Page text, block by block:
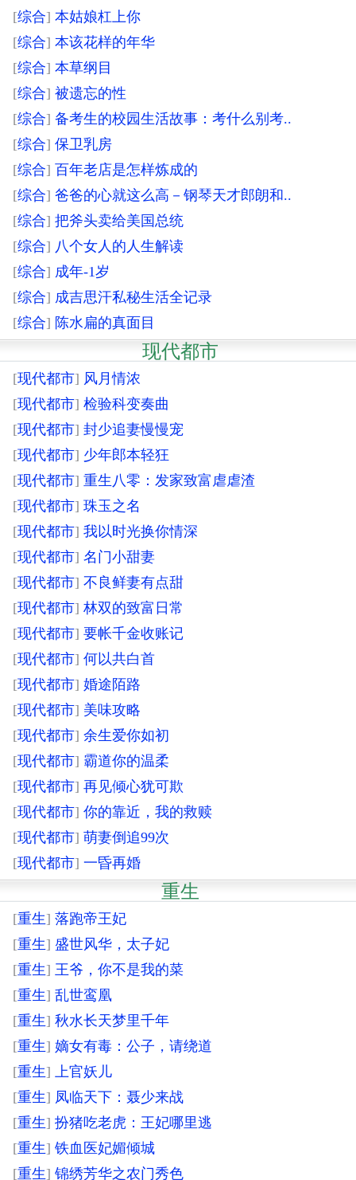
[综合] 本姑娘杠上你
[综合] 本该花样的年华
[综合] 本草纲目
[综合] 被遗忘的性
[综合] 备考生的校园生活故事：考什么别考..
[综合] 保卫乳房
[综合] 百年老店是怎样炼成的
[综合] 爸爸的心就这么高－钢琴天才郎朗和..
[综合] 把斧头卖给美国总统
[综合] 八个女人的人生解读
[综合] 成年-1岁
[综合] 成吉思汗私秘生活全记录
[综合] 陈水扁的真面目
现代都市
[现代都市] 风月情浓
[现代都市] 检验科变奏曲
[现代都市] 封少追妻慢慢宠
[现代都市] 少年郎本轻狂
[现代都市] 重生八零：发家致富虐虐渣
[现代都市] 珠玉之名
[现代都市] 我以时光换你情深
[现代都市] 名门小甜妻
[现代都市] 不良鲜妻有点甜
[现代都市] 林双的致富日常
[现代都市] 要帐千金收账记
[现代都市] 何以共白首
[现代都市] 婚途陌路
[现代都市] 美味攻略
[现代都市] 余生爱你如初
[现代都市] 霸道你的温柔
[现代都市] 再见倾心犹可欺
[现代都市] 你的靠近，我的救赎
[现代都市] 萌妻倒追99次
[现代都市] 一昏再婚
重生
[重生] 落跑帝王妃
[重生] 盛世风华，太子妃
[重生] 王爷，你不是我的菜
[重生] 乱世鸾凰
[重生] 秋水长天梦里千年
[重生] 嫡女有毒：公子，请绕道
[重生]
上官妖儿
[重生] 凤临天下：聂少来战
[重生] 扮猪吃老虎：王妃哪里逃
[重生] 铁血医妃媚倾城
[重生] 锦绣芳华之农门秀色